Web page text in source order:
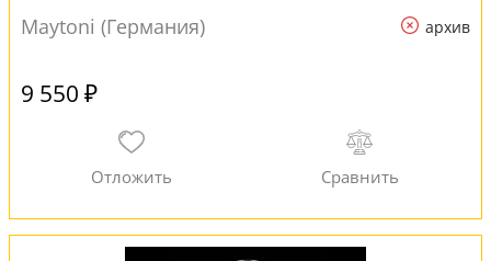
Maytoni (Германия)
архив
9 550 ₽